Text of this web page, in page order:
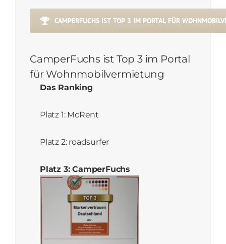
CAMPERFUCHS IST TOP 3 IM PORTAL FÜR
CamperFuchs ist Top 3 im Portal
für Wohnmobilvermietung
Das Ranking
Platz 1: McRent
Platz 2: roadsurfer
Platz 3: CamperFuchs